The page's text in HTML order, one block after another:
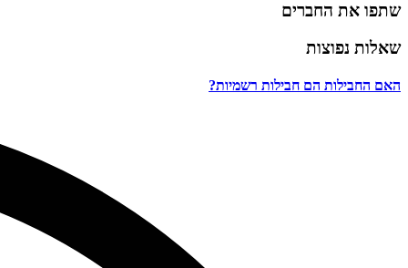
שתפו את החברים
שאלות נפוצות
האם החבילות הם חבילות רשמיות?